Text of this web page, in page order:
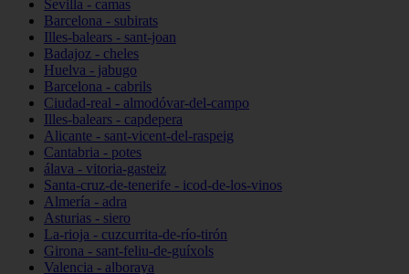
Sevilla - camas
Barcelona - subirats
Illes-balears - sant-joan
Badajoz - cheles
Huelva - jabugo
Barcelona - cabrils
Ciudad-real - almodóvar-del-campo
Illes-balears - capdepera
Alicante - sant-vicent-del-raspeig
Cantabria - potes
álava - vitoria-gasteiz
Santa-cruz-de-tenerife - icod-de-los-vinos
Almería - adra
Asturias - siero
La-rioja - cuzcurrita-de-río-tirón
Girona - sant-feliu-de-guíxols
Valencia - alboraya